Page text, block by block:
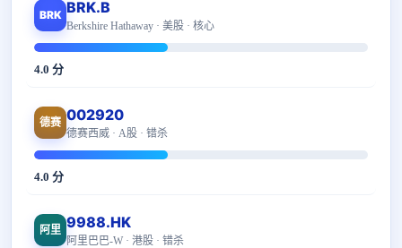
BRK BRK.B
Berkshire Hathaway · 美股 · 核心
4.0 分
德赛 002920
德赛西威 · A股 · 错杀
4.0 分
阿里 9988.HK
阿里巴巴-W · 港股 · 错杀